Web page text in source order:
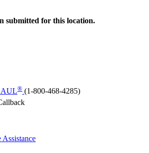
submitted for this location.
® (1-800-468-4285)
Assistance